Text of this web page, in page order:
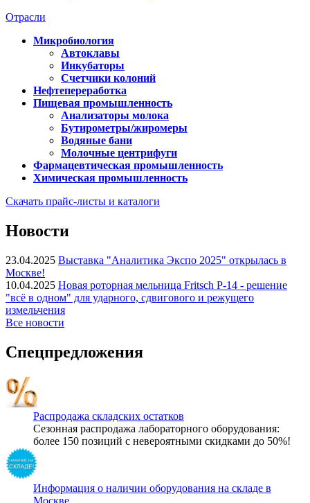
Отрасли
Микробиология
Автоклавы
Инкубаторы
Счетчики колоний
Нефтепереработка
Пищевая промышленность
Анализаторы молока
Бутирометры/жиромеры
Водяные бани
Молочные центрифуги
Фармацевтическая промышленность
Химическая промышленность
Скачать прайс-листы и каталоги
Новости
23.04.2025 Выставка "Аналитика Экспо 2025" открылась в
Москве!
10.04.2025 Новая роторная мельница Fritsch P-14 - решение
"всё в одном" для ударного, сдвигового и режущего
измельчения
Все новости
Спецпредложения
Распродажа складских остатков
Сезонная распродажа лабораторного оборудования:
более 150 позиций с невероятными скидками до 50%!
Информация о наличии оборудования на складе в
Москве